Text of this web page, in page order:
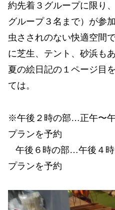
約先着３グループに限り
グループ３名まで）が参
虫さされのない快適空間
に芝生、テント、砂浜も
夏の絵日記の１ページ目
ては。
※午後２時の部…正午〜
プランを予約
午後６時の部…午後４
プランを予約